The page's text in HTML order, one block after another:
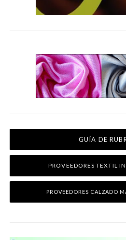
GUÍA DE
PROVEEDORES TEXTIL
PROVEEDORES CALZADO